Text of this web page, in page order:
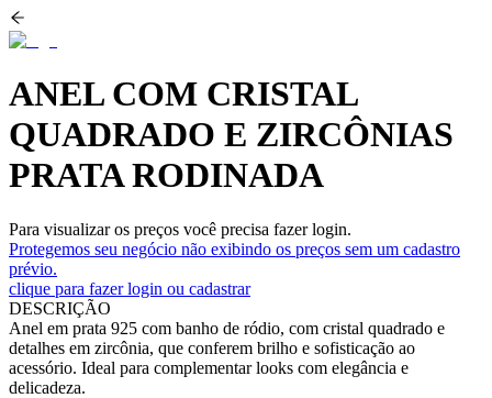
ANEL COM CRISTAL
QUADRADO E ZIRCÔNIAS
PRATA RODINADA
Para visualizar os preços você precisa fazer login.
Protegemos seu negócio não exibindo os preços sem um cadastro
prévio.
clique para fazer login ou cadastrar
DESCRIÇÃO
Anel em prata 925 com banho de ródio, com cristal quadrado e
detalhes em zircônia, que conferem brilho e sofisticação ao
acessório. Ideal para complementar looks com elegância e
delicadeza.